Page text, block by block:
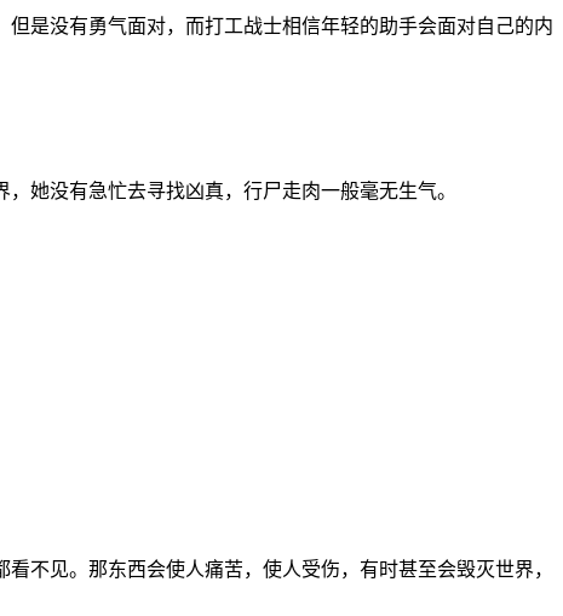
是没有勇气面对，而打工战士相信年轻的助手会面对自己的内
她没有急忙去寻找凶真，行尸走肉一般毫无生气。
不见。那东西会使人痛苦，使人受伤，有时甚至会毁灭世界，